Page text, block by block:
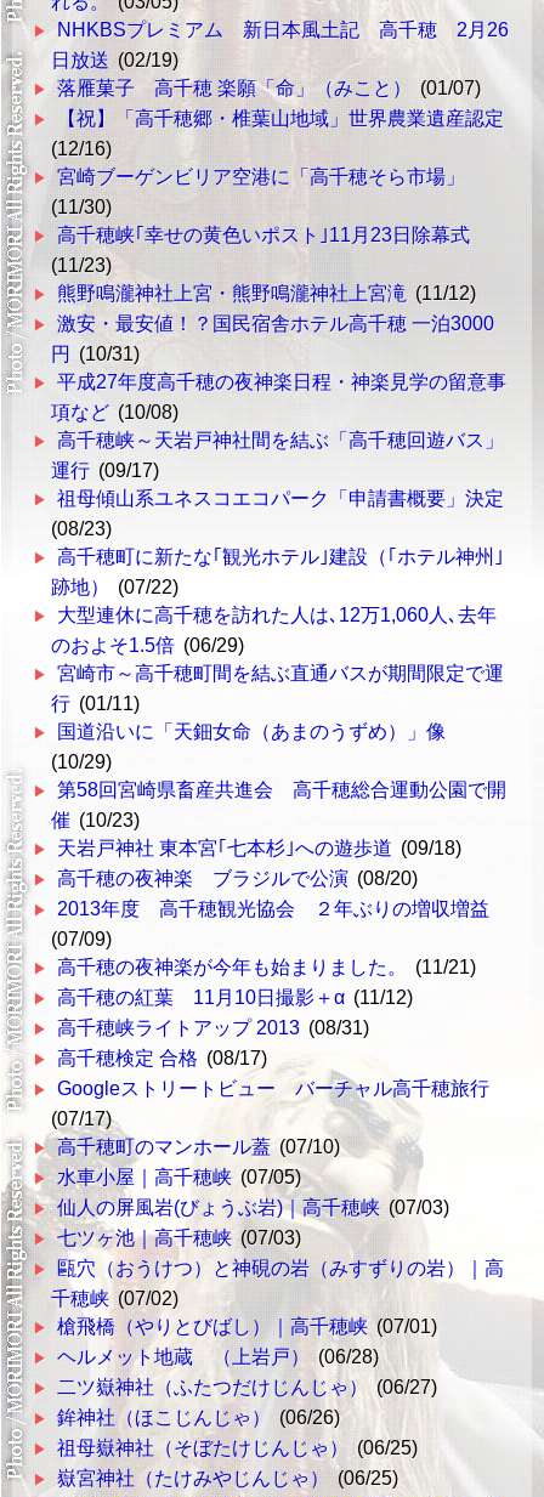
NHKBSプレミアム 新日本風土記 高千穂 2月26
日放送 (02/19)
落雁菓子 高千穂 楽願「命」（みこと）
(01/07)
【祝】「高千穂郷・椎葉山地域」世界農業遺産認定
(12/16)
宮崎ブーゲンビリア空港に「高千穂そら市場」
(11/30)
高千穂峡｢幸せの黄色いポスト｣11月23日除幕式
(11/23)
熊野鳴瀧神社上宮・熊野鳴瀧神社上宮滝 (11/12)
激安・最安値！？国民宿舎ホテル高千穂 一泊3000
円
(10/31)
平成27年度高千穂の夜神楽日程・神楽見学の留意事
項など (10/08)
高千穂峡～天岩戸神社間を結ぶ「高千穂回遊バス」
運行 (09/17)
祖母傾山系ユネスコエコパーク「申請書概要」決定
(08/23)
高千穂町に新たな｢観光ホテル｣建設（｢ホテル神州｣
跡地）
(07/22)
大型連休に高千穂を訪れた人は､12万1,060人､去年
のおよそ1.5倍 (06/29)
宮崎市～高千穂町間を結ぶ直通バスが期間限定で運
行 (01/11)
国道沿いに「天鈿女命（あまのうずめ）」像
(10/29)
第58回宮崎県畜産共進会 高千穂総合運動公園で開
催 (10/23)
天岩戸神社 東本宮｢七本杉｣への遊歩道 (09/18)
高千穂の夜神楽 ブラジルで公演 (08/20)
2013年度 高千穂観光協会 ２年ぶりの増収増益
(07/09)
高千穂の夜神楽が今年も始まりました。
(11/21)
高千穂の紅葉 11月10日撮影＋α (11/12)
高千穂峡ライトアップ 2013 (08/31)
高千穂検定 合格 (08/17)
Googleストリートビュー バーチャル高千穂旅行
(07/17)
高千穂町のマンホール蓋 (07/10)
水車小屋｜高千穂峡 (07/05)
仙人の屏風岩(びょうぶ岩)｜高千穂峡 (07/03)
七ツヶ池｜高千穂峡 (07/03)
甌穴（おうけつ）と神硯の岩（みすずりの岩）｜高
千穂峡 (07/02)
槍飛橋（やりとびばし）｜高千穂峡 (07/01)
ヘルメット地蔵 （上岩戸） (06/28)
二ツ嶽神社（ふたつだけじんじゃ）
(06/27)
鉾神社（ほこじんじゃ）
(06/26)
祖母嶽神社（そぼたけじんじゃ）
(06/25)
嶽宮神社（たけみやじんじゃ）
(06/25)